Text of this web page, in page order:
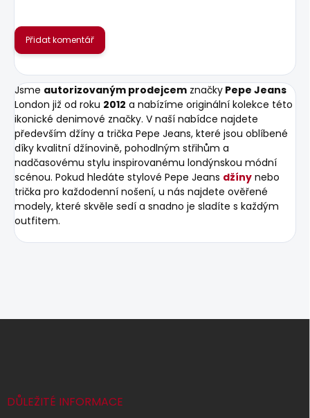
Přidat komentář
Jsme autorizovaným prodejcem značky Pepe Jeans
London již od roku 2012 a nabízíme originální kolekce této
ikonické denimové značky. V naší nabídce najdete
především džíny a trička Pepe Jeans, které jsou oblíbené
díky kvalitní džínovině, pohodlným střihům a
nadčasovému stylu inspirovanému londýnskou módní
scénou. Pokud hledáte stylové Pepe Jeans džíny nebo
trička pro každodenní nošení, u nás najdete ověřené
modely, které skvěle sedí a snadno je sladíte s každým
outfitem.
Z
DŮLEŽITÉ INFORMACE